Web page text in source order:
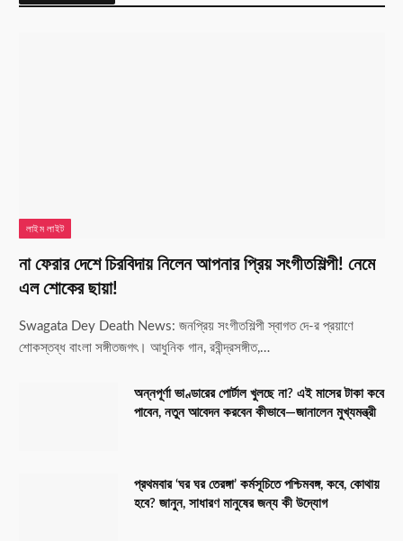
লাইম লাইট
না ফেরার দেশে চিরবিদায় নিলেন আপনার প্রিয় সংগীতশিল্পী! নেমে
এল শোকের ছায়া!
Swagata Dey Death News: জনপ্রিয় সংগীতশিল্পী স্বাগত দে-র প্রয়াণে
শোকস্তব্ধ বাংলা সঙ্গীতজগৎ। আধুনিক গান, রবীন্দ্রসঙ্গীত,…
অন্নপূর্ণা ভাণ্ডারের পোর্টাল খুলছে না? এই মাসের টাকা কবে
পাবেন, নতুন আবেদন করবেন কীভাবে—জানালেন মুখ্যমন্ত্রী
প্রথমবার ‘ঘর ঘর তেরঙ্গা’ কর্মসূচিতে পশ্চিমবঙ্গ, কবে, কোথায়
হবে? জানুন, সাধারণ মানুষের জন্য কী উদ্যোগ